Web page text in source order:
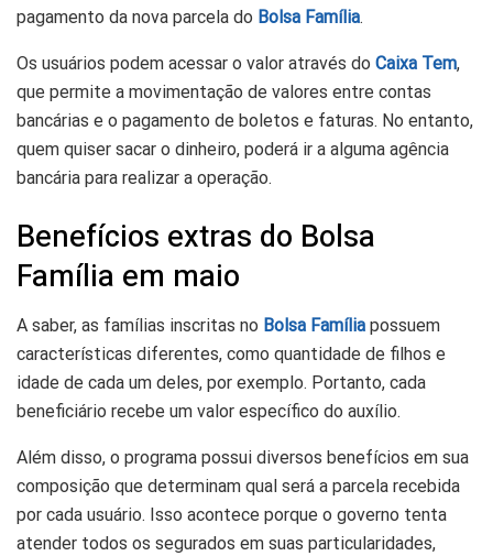
pagamento da nova parcela do Bolsa Família.
Os usuários podem acessar o valor através do Caixa Tem,
que permite a movimentação de valores entre contas
bancárias e o pagamento de boletos e faturas. No entanto,
quem quiser sacar o dinheiro, poderá ir a alguma agência
bancária para realizar a operação.
Benefícios extras do Bolsa
Família em maio
A saber, as famílias inscritas no Bolsa Família possuem
características diferentes, como quantidade de filhos e
idade de cada um deles, por exemplo. Portanto, cada
beneficiário recebe um valor específico do auxílio.
Além disso, o programa possui diversos benefícios em sua
composição que determinam qual será a parcela recebida
por cada usuário. Isso acontece porque o governo tenta
atender todos os segurados em suas particularidades,